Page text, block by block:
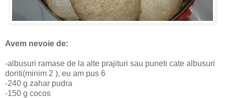
Avem nevoie de:
-albusuri ramase de la alte prajituri sau puneti cate albusuri
doriti(minim 2 ), eu am pus 6
-240 g zahar pudra
-150 g cocos